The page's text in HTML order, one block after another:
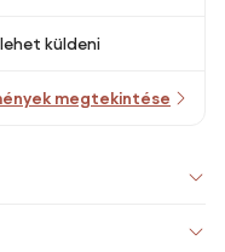
küldeni
megtekintése